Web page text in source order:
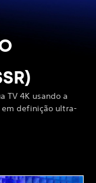
TV 4K usando a
definição ultra-